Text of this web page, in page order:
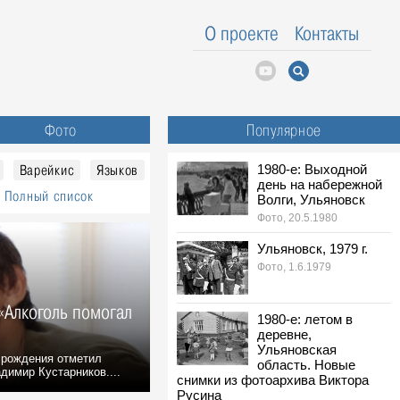
О проекте Контакты
Фото
Варейкис
Языков
Полный список
помогал
отметил
Кустарников....
Популярное
1980-е: Выходной
день на набережной
Волги, Ульяновск
Фото, 20.5.1980
Ульяновск, 1979 г.
Фото, 1.6.1979
1980-е: летом в
деревне,
Ульяновская
область. Новые
снимки из фотоархива Виктора
Русина